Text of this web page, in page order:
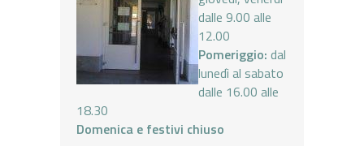
dalle 9.00 alle
12.00
Pomeriggio: dal
lunedì al sabato
dalle 16.00 alle
18.30
Domenica e festivi chiuso